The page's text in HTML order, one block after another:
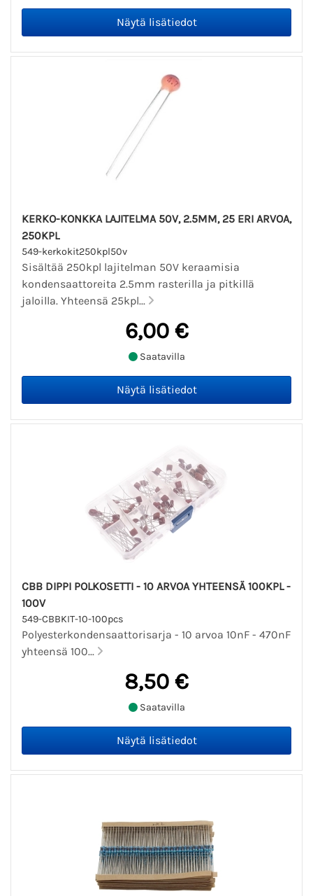
KERKO-KONKKA LAJITELMA 50V, 2.5MM, 25 ERI ARVOA,
250KPL
549-kerkokit250kpl50v
Sisältää 250kpl lajitelman 50V keraamisia
kondensaattoreita 2.5mm rasterilla ja pitkillä
jaloilla. Yhteensä 25kpl...
6,00 €
Saatavilla
CBB DIPPI POLKOSETTI - 10 ARVOA YHTEENSÄ 100KPL -
100V
549-CBBKIT-10-100pcs
Polyesterkondensaattorisarja - 10 arvoa 10nF - 470nF
yhteensä 100...
8,50 €
Saatavilla